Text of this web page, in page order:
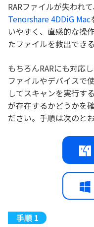
RARファイルが失われ
Tenorshare 4DDiG Mac
いやすく、直感的な操
たファイルを救出でき
もちろんRARにも対応
ファイルやデバイスで
してスキャンを実行す
が存在するかどうかを
ださい。手順は次のとお